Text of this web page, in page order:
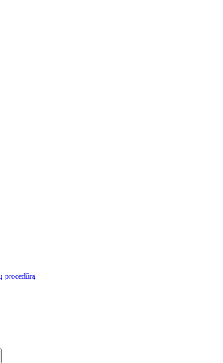
procedūrą